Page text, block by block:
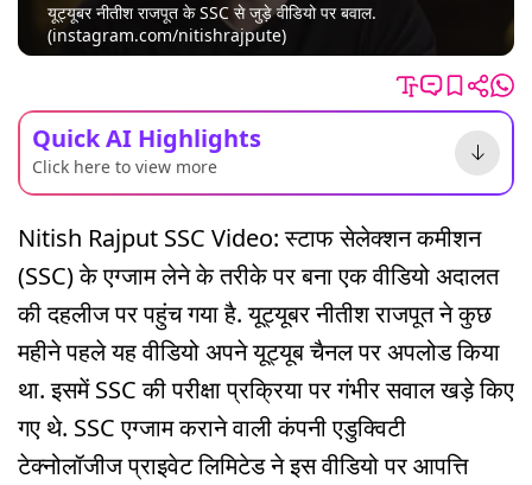
यूट्यूबर नीतीश राजपूत के SSC से जुड़े वीडियो पर बवाल.
(instagram.com/nitishrajpute)
Quick AI Highlights
Click here to view more
Nitish Rajput SSC Video: स्टाफ सेलेक्शन कमीशन
(SSC) के एग्जाम लेने के तरीके पर बना एक वीडियो अदालत
की दहलीज पर पहुंच गया है. यूट्यूबर नीतीश राजपूत ने कुछ
महीने पहले यह वीडियो अपने यूट्यूब चैनल पर अपलोड किया
था. इसमें SSC की परीक्षा प्रक्रिया पर गंभीर सवाल खड़े किए
गए थे. SSC एग्जाम कराने वाली कंपनी एडुक्विटी
टेक्नोलॉजीज प्राइवेट लिमिटेड ने इस वीडियो पर आपत्ति